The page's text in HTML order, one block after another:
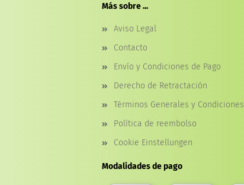
Más sobre ...
Aviso Legal
Contacto
Envío y Condiciones de Pago
Derecho de Retractación
Términos Generales y Condiciones
Política de reembolso
Cookie Einstellungen
Modalidades de pago